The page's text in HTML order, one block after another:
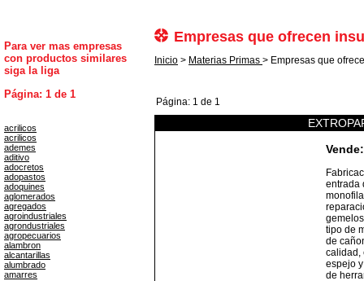
Para ver mas empresas
con productos similares
siga la liga
Página: 1 de 1
acrilicos
acrilicos
ademes
aditivo
adocretos
adopastos
adoquines
aglomerados
agregados
agroindustriales
agrondustriales
agropecuarios
alambron
alcantarillas
alumbrado
amarres
Empresas que ofrecen
Inicio > Materias Primas > Empresas que
Página: 1 de 1
Vende:
entrada
tipo de
de
calidad,
espejo
de